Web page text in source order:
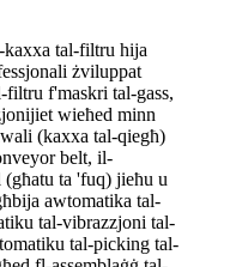
tal-filtru hija
żviluppat
f'maskri tal-gass,
wieħed minn
(kaxxa tal-qiegħ)
belt, il-
ta 'fuq) jieħu u
awtomatika tal-
tal-vibrazzjoni tal-
tal-picking tal-